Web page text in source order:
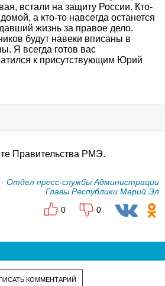
встали на защиту России. Кто-
а кто-то навсегда останется
жизнь за правое дело.
будут навеки вписаны в
Я всегда готов вас
к присутствующим Юрий
Правительства РМЭ.
- Отдел пресс-службы Администрации
Главы Республики Марий Эл
0
0
КОММЕНТАРИЙ